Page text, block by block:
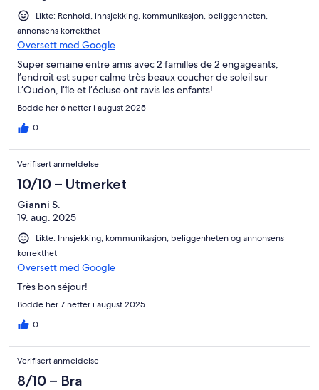
Likte: Renhold, innsjekking, kommunikasjon, beliggenheten,
annonsens korrekthet
Oversett med Google
Super semaine entre amis avec 2 familles de 2 engageants,
l’endroit est super calme très beaux coucher de soleil sur
L’Oudon, l’île et l’écluse ont ravis les enfants!
Bodde her 6 netter i august 2025
0
Verifisert anmeldelse
10/10 – Utmerket
Gianni S.
19. aug. 2025
Likte: Innsjekking, kommunikasjon, beliggenheten og annonsens
korrekthet
Oversett med Google
Très bon séjour!
Bodde her 7 netter i august 2025
0
Verifisert anmeldelse
8/10 – Bra